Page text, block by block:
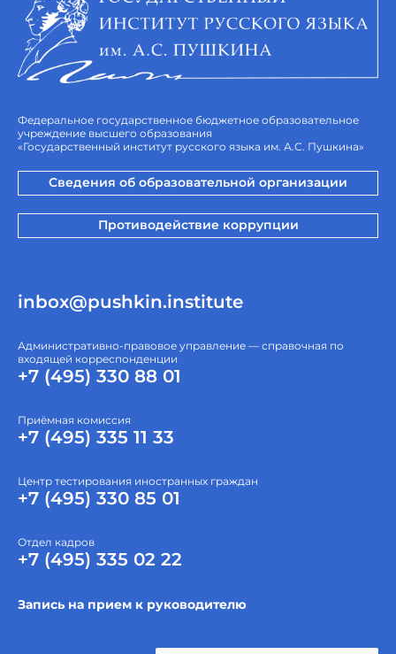
Федеральное государственное бюджетное образовательное
учреждение высшего образования
«Государственный институт русского языка им. А.С. Пушкина»
Сведения об образовательной организации
Противодействие коррупции
inbox@pushkin.institute
Административно-правовое управление — справочная по
входящей корреспонденции
+7 (495) 330 88 01
Приёмная комиссия
+7 (495) 335 11 33
Центр тестирования иностранных граждан
+7 (495) 330 85 01
Отдел кадров
+7 (495) 335 02 22
Запись на прием к руководителю